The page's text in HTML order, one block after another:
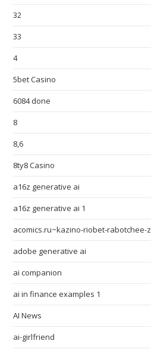
32
33
4
5bet Casino
6084 done
8
8,6
8ty8 Casino
a16z generative ai
a16z generative ai 1
acomics.ru~kazino-riobet-rabotchee-
adobe generative ai
ai companion
ai in finance examples 1
AI News
ai-girlfriend